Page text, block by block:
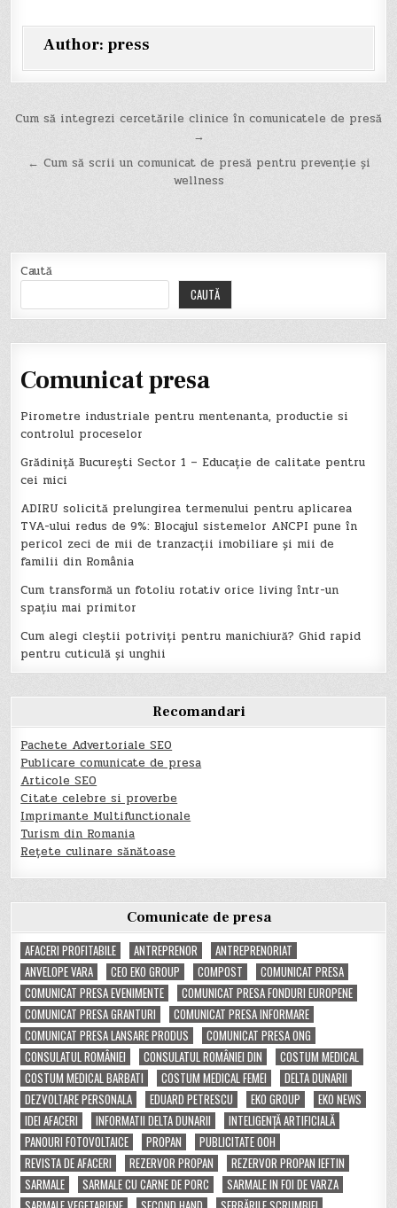
Author: press
Navigare
articole
Cum să integrezi cercetările clinice în comunicatele de presă
→
← Cum să scrii un comunicat de presă pentru prevenție și
wellness
Caută
CAUTĂ
Comunicat presa
Pirometre industriale pentru mentenanta, productie si
controlul proceselor
Grădiniță București Sector 1 – Educație de calitate pentru
cei mici
ADIRU solicită prelungirea termenului pentru aplicarea
TVA-ului redus de 9%: Blocajul sistemelor ANCPI pune în
pericol zeci de mii de tranzacții imobiliare și mii de
familii din România
Cum transformă un fotoliu rotativ orice living într-un
spațiu mai primitor
Cum alegi cleștii potriviți pentru manichiură? Ghid rapid
pentru cuticulă și unghii
Recomandari
Pachete Advertoriale SEO
Publicare comunicate de presa
Articole SEO
Citate celebre si proverbe
Imprimante Multifunctionale
Turism din Romania
Rețete culinare sănătoase
Comunicate de presa
AFACERI PROFITABILE
ANTREPRENOR
ANTREPRENORIAT
ANVELOPE VARA
CEO EKO GROUP COMPOST
COMUNICAT PRESA
COMUNICAT PRESA EVENIMENTE
COMUNICAT PRESA FONDURI EUROPENE
COMUNICAT PRESA GRANTURI
COMUNICAT PRESA INFORMARE
COMUNICAT PRESA LANSARE PRODUS
COMUNICAT PRESA ONG
CONSULATUL ROMÂNIEI
CONSULATUL ROMÂNIEI DIN
COSTUM MEDICAL
COSTUM MEDICAL BARBATI
COSTUM MEDICAL FEMEI
DELTA DUNARII
DEZVOLTARE PERSONALA
EDUARD PETRESCU EKO GROUP
EKO NEWS
IDEI AFACERI
INFORMATII DELTA DUNARII
INTELIGENȚĂ ARTIFICIALĂ
PANOURI FOTOVOLTAICE
PROPAN
PUBLICITATE OOH
REVISTA DE AFACERI
REZERVOR PROPAN
REZERVOR PROPAN IEFTIN
SARMALE
SARMALE CU CARNE DE PORC
SARMALE IN FOI DE VARZA